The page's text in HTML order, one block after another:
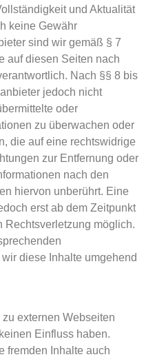
und Aktualität
keine Gewähr
sind wir gemäß § 7
auf diesen Seiten nach
Nach §§ 8 bis
jedoch nicht
oder
zu überwachen oder
die auf eine rechtswidrige
zur Entfernung oder
nach den
hiervon unberührt. Eine
erst ab dem Zeitpunkt
Rechtsverletzung möglich.
diese Inhalte umgehend
externen Webseiten
Einfluss haben.
fremden Inhalte auch